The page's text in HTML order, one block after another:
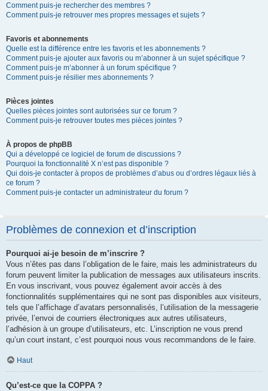
Comment puis-je rechercher des membres ?
Comment puis-je retrouver mes propres messages et sujets ?
Favoris et abonnements
Quelle est la différence entre les favoris et les abonnements ?
Comment puis-je ajouter aux favoris ou m’abonner à un sujet spécifique ?
Comment puis-je m’abonner à un forum spécifique ?
Comment puis-je résilier mes abonnements ?
Pièces jointes
Quelles pièces jointes sont autorisées sur ce forum ?
Comment puis-je retrouver toutes mes pièces jointes ?
À propos de phpBB
Qui a développé ce logiciel de forum de discussions ?
Pourquoi la fonctionnalité X n’est pas disponible ?
Qui dois-je contacter à propos de problèmes d’abus ou d’ordres légaux liés à
ce forum ?
Comment puis-je contacter un administrateur du forum ?
Problèmes de connexion et d’inscription
Pourquoi ai-je besoin de m’inscrire ?
Vous n’êtes pas dans l’obligation de le faire, mais les administrateurs du
forum peuvent limiter la publication de messages aux utilisateurs inscrits.
En vous inscrivant, vous pouvez également avoir accès à des
fonctionnalités supplémentaires qui ne sont pas disponibles aux visiteurs,
tels que l’affichage d’avatars personnalisés, l’utilisation de la messagerie
privée, l’envoi de courriers électroniques aux autres utilisateurs,
l’adhésion à un groupe d’utilisateurs, etc. L’inscription ne vous prend
qu’un court instant, c’est pourquoi nous vous recommandons de le faire.
Haut
Qu’est-ce que la COPPA ?